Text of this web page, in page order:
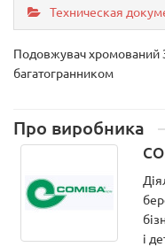
Техническая
Подовжувач хромований
багатогранником
Про виробника
і